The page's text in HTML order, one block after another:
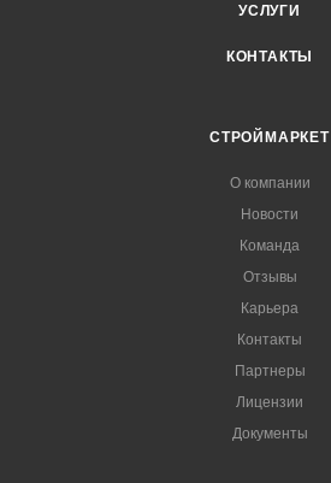
УСЛУГИ
КОНТАКТЫ
СТРОЙМАРКЕТ
О компании
Новости
Команда
Отзывы
Карьера
Контакты
Партнеры
Лицензии
Документы